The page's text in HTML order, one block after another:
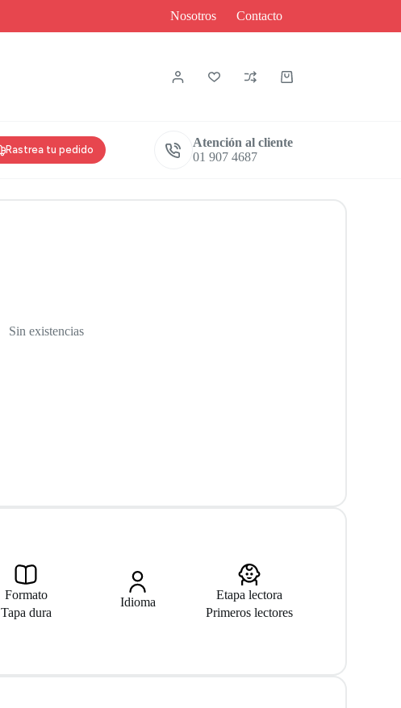
Nosotros Contacto
Rastrea tu pedido
Atención al cliente
01 907 4687
Sin existencias
Formato
Tapa dura
Idioma
Etapa lectora
Primeros lectores